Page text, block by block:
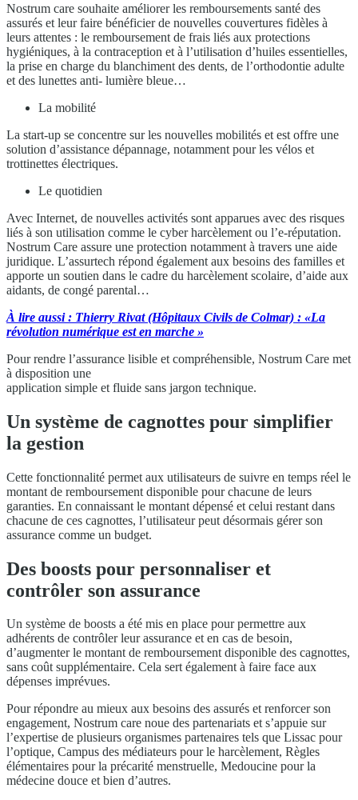
Nostrum care souhaite améliorer les remboursements santé des
assurés et leur faire bénéficier de nouvelles couvertures fidèles à
leurs attentes : le remboursement de frais liés aux protections
hygiéniques, à la contraception et à l’utilisation d’huiles essentielles,
la prise en charge du blanchiment des dents, de l’orthodontie adulte
et des lunettes anti- lumière bleue…
La mobilité
La start-up se concentre sur les nouvelles mobilités et est offre une
solution d’assistance dépannage, notamment pour les vélos et
trottinettes électriques.
Le quotidien
Avec Internet, de nouvelles activités sont apparues avec des risques
liés à son utilisation comme le cyber harcèlement ou l’e-réputation.
Nostrum Care assure une protection notamment à travers une aide
juridique. L’assurtech répond également aux besoins des familles et
apporte un soutien dans le cadre du harcèlement scolaire, d’aide aux
aidants, de congé parental…
À lire aussi : Thierry Rivat (Hôpitaux Civils de Colmar) : «La
révolution numérique est en marche »
Pour rendre l’assurance lisible et compréhensible, Nostrum Care met
à disposition une
application simple et fluide sans jargon technique.
Un système de cagnottes pour simplifier
la gestion
Cette fonctionnalité permet aux utilisateurs de suivre en temps réel le
montant de remboursement disponible pour chacune de leurs
garanties. En connaissant le montant dépensé et celui restant dans
chacune de ces cagnottes, l’utilisateur peut désormais gérer son
assurance comme un budget.
Des boosts pour personnaliser et
contrôler son assurance
Un système de boosts a été mis en place pour permettre aux
adhérents de contrôler leur assurance et en cas de besoin,
d’augmenter le montant de remboursement disponible des cagnottes,
sans coût supplémentaire. Cela sert également à faire face aux
dépenses imprévues.
Pour répondre au mieux aux besoins des assurés et renforcer son
engagement, Nostrum care noue des partenariats et s’appuie sur
l’expertise de plusieurs organismes partenaires tels que Lissac pour
l’optique, Campus des médiateurs pour le harcèlement, Règles
élémentaires pour la précarité menstruelle, Medoucine pour la
médecine douce et bien d’autres.